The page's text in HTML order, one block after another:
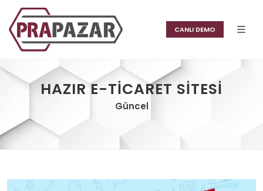
CANLI DEMO
HAZIR E-TICARET SITESI
Güncel